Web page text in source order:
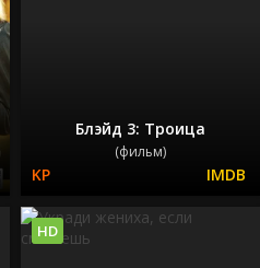
Блэйд 3: Троица
(фильм)
HD